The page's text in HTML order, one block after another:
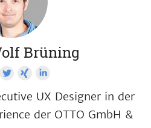
Brüning
UX Designer in der
der OTTO GmbH &